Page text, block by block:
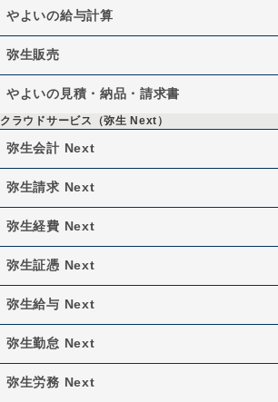
やよいの給与計算
弥生販売
やよいの見積・納品・請求書
クラウドサービス（弥生 Next）
弥生会計 Next
弥生請求 Next
弥生経費 Next
弥生証憑 Next
弥生給与 Next
弥生勤怠 Next
弥生労務 Next